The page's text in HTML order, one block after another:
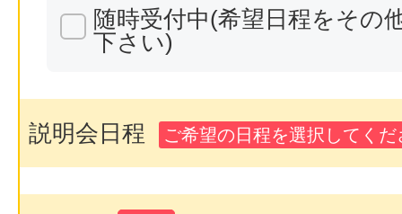
随時受付中(希望日程をその
下さい)
説明会日程 ご希望の日程を選択してく